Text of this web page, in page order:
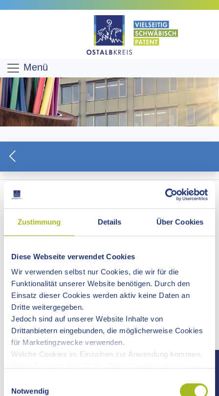
Zustimmung Details Über Cookies
Diese Webseite verwendet Cookies
Wir verwenden selbst nur Cookies, die wir für die
Funktionalität unserer Website benötigen. Durch den
Einsatz dieser Cookies werden aktiv keine Daten an
Dritte weitergegeben.
Jedoch sind auf unserer Website Inhalte von
Drittanbietern eingebunden, die möglicherweise Cookies
für Marketingzwecke verwenden.
Welche Cookies im Einzelnen zur Anwendung kommen,
Notwendig
Menü
EU-NACHRICHTEN
nachfolgenden Links finden Sie schnell zu den wichtigsten
Über aktuelle Entwicklungen und Hintergründe rund um die
Europäische Union informiert der wöchentliche Newsletter
"EU-Nachrichten". Den Fokus legen die EU-Nachrichten
auf die Initiativen der EU-Kommission und darauf, welche
Auswirkungen diese speziell auf Deutschland haben.
Vorgestellt werden aber auch EU-geförderte
Regionalprojekte sowie Veranstaltungen, Wettbewerbe und
Ausschreibungen, die Europa zum Thema haben.
Externe Links